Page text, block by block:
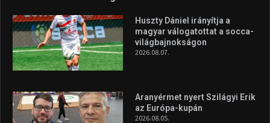
Huszty Dániel irányítja a
magyar válogatottat a socca-
világbajnokságon
2026.08.07.
Aranyérmet nyert Szilágyi Erik
az Európa-kupán
2026.08.05.